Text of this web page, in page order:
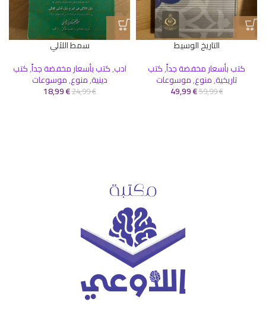
التاريخ الوسيط
كتب بأسعار مخفضة جداً,كتب
تاريخية,منوع,موسوعات
59,99€
49,99€
سمط اللآلي
ادب,كتب بأسعار مخفضة جداً,كتب
دينية,منوع,موسوعات
24,99€
18,99€